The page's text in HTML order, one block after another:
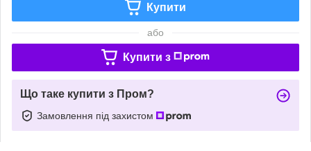
Купити
або
Купити з
Що таке купити з Пром?
Замовлення під захистом